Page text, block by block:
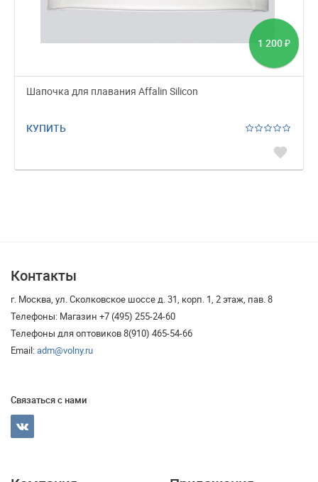
1 200 ₽
Шапочка для плавания Affalin Silicon
КУПИТЬ
favorite
Контакты
г. Москва, ул. Сколковское шоссе д. 31, корп. 1, 2 этаж, пав. 8
Телефоны: Магазин +7 (495) 255-24-60
Телефоны для оптовиков 8(910) 465-54-66
Email:adm@volny.ru
Связаться с нами